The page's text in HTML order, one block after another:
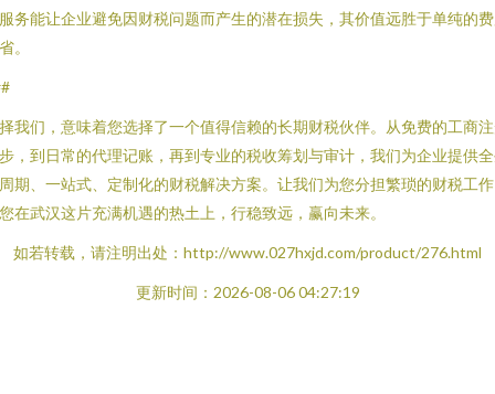
务能让企业避免因财税问题而产生的潜在损失，其价值远胜于单纯的
。
我们，意味着您选择了一个值得信赖的长期财税伙伴。从免费的工商
，到日常的代理记账，再到专业的税收筹划与审计，我们为企业提供
期、一站式、定制化的财税解决方案。让我们为您分担繁琐的财税工
在武汉这片充满机遇的热土上，行稳致远，赢向未来。
如若转载，请注明出处：http://www.027hxjd.com/product/276.html
更新时间：2026-08-06 04:27:19